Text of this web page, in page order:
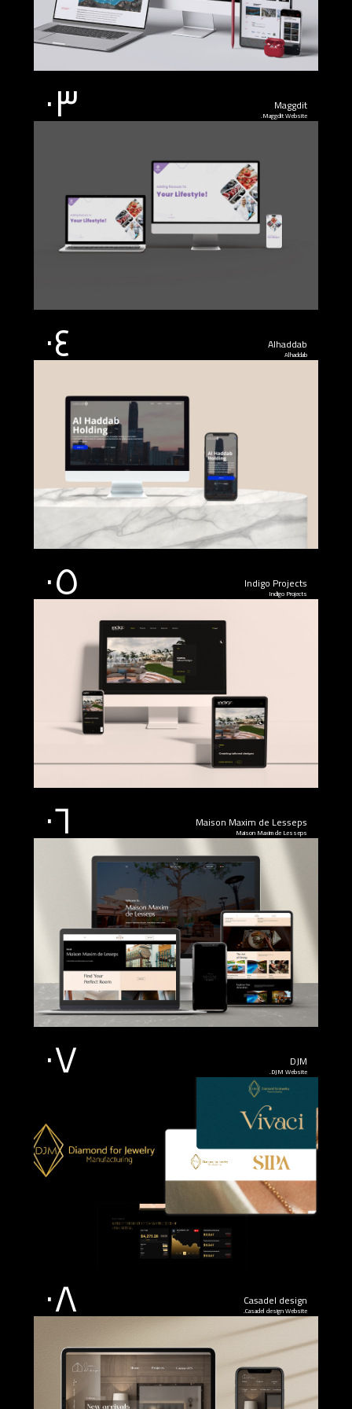
Maggdit
Maggdit Website. ٠٣
Alhaddab
Alhaddab ٠٤
Indigo Projects
Indigo Projects ٠٥
Maison Maxim de Lesseps
Maison Maxim de Lesseps ٠٦
DJM
DJM Website. ٠٧
Casadel design
Casadel design Website. ٠٨